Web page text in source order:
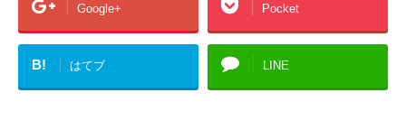
Google+ Pocket
B! はてブ LINE